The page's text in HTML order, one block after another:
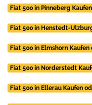
Fiat 500 in Pinneberg
Fiat 500 in Henstedt-
Fiat 500 in Elmshorn
Fiat 500 in Norderstedt
Fiat 500 in Ellerau Kaufen